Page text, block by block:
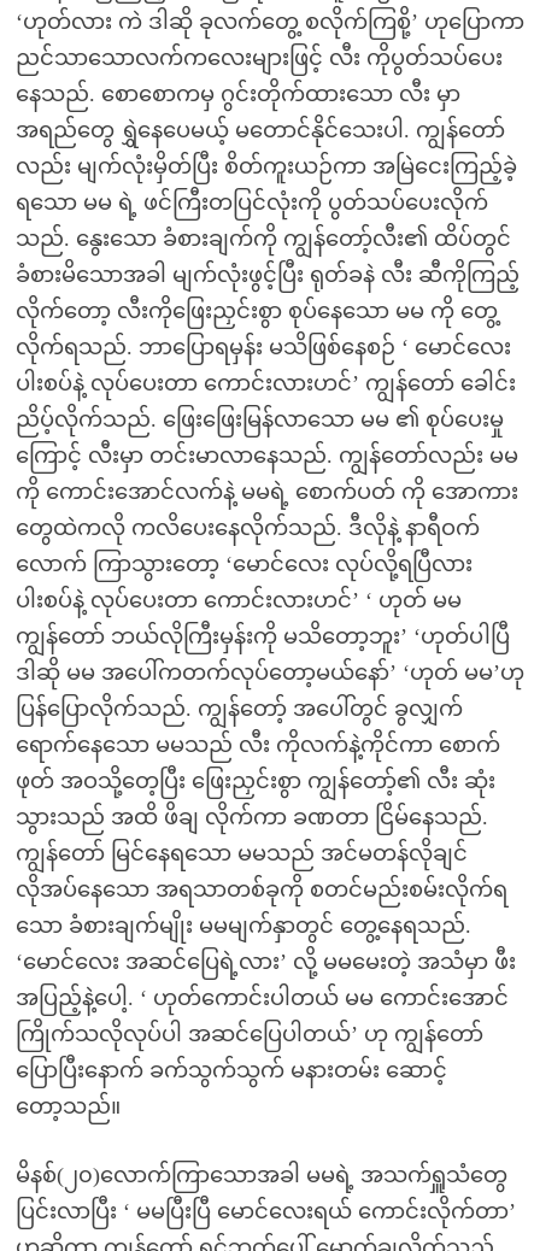
‘ဟုတ်လား ကဲ ဒါဆို ခုလက်တွေ့ စလိုက်ကြစို့’ ဟုပြောကာ
ညင်သာသောလက်ကလေးများဖြင့် လီး ကိုပွတ်သပ်ပေး
နေသည်. စောစောကမှ ဂွင်းတိုက်ထားသော လီး မှာ
အရည်တွေ ရွှဲနေပေမယ့် မတောင်နိုင်သေးပါ. ကျွန်တော်
လည်း မျက်လုံးမှိတ်ပြီး စိတ်ကူးယဉ်ကာ အမြဲငေးကြည့်ခဲ့
ရသော မမ ရဲ့ ဖင်ကြီးတပြင်လုံးကို ပွတ်သပ်ပေးလိုက်
သည်. နွေးသော ခံစားချက်ကို ကျွန်တော့်လီး၏ ထိပ်တွင်
ခံစားမိသောအခါ မျက်လုံးဖွင့်ပြီး ရုတ်ခနဲ လီး ဆီကိုကြည့်
လိုက်တော့ လီးကိုဖြေးညှင်းစွာ စုပ်နေသော မမ ကို တွေ့
လိုက်ရသည်. ဘာပြောရမှန်း မသိဖြစ်နေစဉ် ‘ မောင်လေး
ပါးစပ်နဲ့ လုပ်ပေးတာ ကောင်းလားဟင်’ ကျွန်တော် ခေါင်း
ညိပ့်လိုက်သည်. ဖြေးဖြေးမြန်လာသော မမ ၏ စုပ်ပေးမှု
ကြောင့် လီးမှာ တင်းမာလာနေသည်. ကျွန်တော်လည်း မမ
ကို ကောင်းအောင်လက်နဲ့ မမရဲ့ စောက်ပတ် ကို အောကား
တွေထဲကလို ကလိပေးနေလိုက်သည်. ဒီလိုနဲ့ နာရီဝက်
လောက် ကြာသွားတော့ ‘မောင်လေး လုပ်လို့ရပြီလား
ပါးစပ်နဲ့ လုပ်ပေးတာ ကောင်းလားဟင်’ ‘ ဟုတ် မမ
ကျွန်တော် ဘယ်လိုကြီးမှန်းကို မသိတော့ဘူး’ ‘ဟုတ်ပါပြီ
ဒါဆို မမ အပေါ်ကတက်လုပ်တော့မယ်နော်’ ‘ဟုတ် မမ’ဟု
ပြန်ပြောလိုက်သည်. ကျွန်တော့် အပေါ်တွင် ခွလျှက်
ရောက်နေသော မမသည် လီး ကိုလက်နဲ့ကိုင်ကာ စောက်
ဖုတ် အဝသို့တေ့ပြီး ဖြေးညှင်းစွာ ကျွန်တော့်၏ လီး ဆုံး
သွားသည် အထိ ဖိချ လိုက်ကာ ခဏတာ ငြိမ်နေသည်.
ကျွန်တော် မြင်နေရသော မမသည် အင်မတန်လိုချင်
လိုအပ်နေသော အရသာတစ်ခုကို စတင်မည်းစမ်းလိုက်ရ
သော ခံစားချက်မျိုး မမမျက်နှာတွင် တွေ့နေရသည်.
‘မောင်လေး အဆင်ပြေရဲ့လား’ လို့ မမမေးတဲ့ အသံမှာ ဖီး
အပြည့်နဲ့ပေါ့. ‘ ဟုတ်ကောင်းပါတယ် မမ ကောင်းအောင်
ကြိုက်သလိုလုပ်ပါ အဆင်ပြေပါတယ်’ ဟု ကျွန်တော်
ပြောပြီးနောက် ခက်သွက်သွက် မနားတမ်း ဆောင့်
တော့သည်။
မိနစ်(၂၀)လောက်ကြာသောအခါ မမရဲ့ အသက်ရှူသံတွေ
ပြင်းလာပြီး ‘ မမပြီးပြီ မောင်လေးရယ် ကောင်းလိုက်တာ’